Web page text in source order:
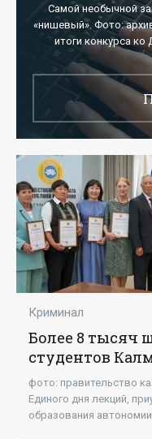
Самой необычной
«нишевый». Фото:
итоги конкурса
Криминал
Более 8 тысяч
студентов
участниками
проекта ко
«Новости»
фото: правительство
Единого дня лекций,
образования